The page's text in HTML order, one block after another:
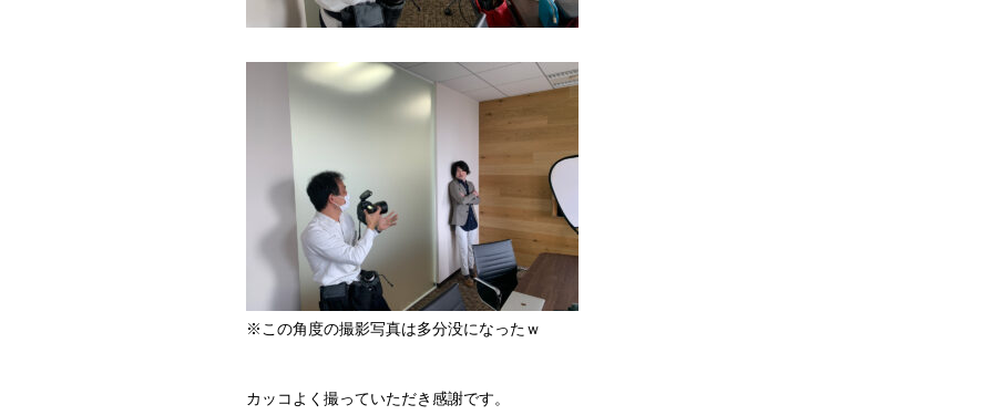
※この角度の撮影写真は多分没になったｗ
カッコよく撮っていただき感謝です。